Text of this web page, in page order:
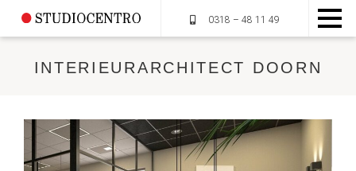
OVER STUDIOCENTRO
0318 – 48 11 49
INTERIEURARCHITECT DOORN